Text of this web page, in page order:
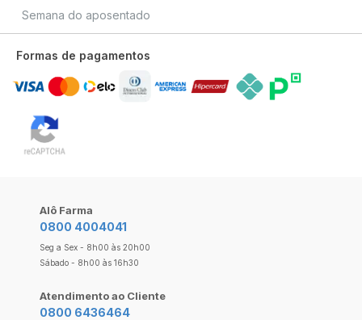
Semana do aposentado
Formas de pagamentos
Alô Farma
0800 4004041
Seg a Sex - 8h00 às 20h00
Sábado - 8h00 às 16h30
Atendimento ao Cliente
0800 6436464